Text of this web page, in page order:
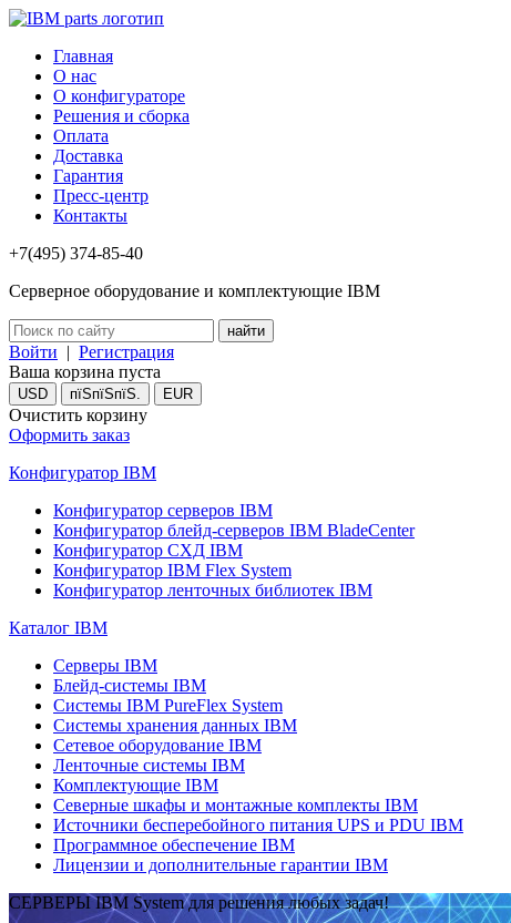
Главная
О нас
О конфигураторе
Решения и сборка
Оплата
Доставка
Гарантия
Пресс-центр
Контакты
+7(495) 374-85-40
Серверное оборудование и комплектующие IBM
Войти | Регистрация
Ваша корзина пуста
USD пїЅпїЅпїЅ. EUR
Очистить корзину
Оформить заказ
Конфигуратор IBM
Конфигуратор серверов IBM
Конфигуратор блейд-серверов IBM BladeCenter
Конфигуратор СХД IBM
Конфигуратор IBM Flex System
Конфигуратор ленточных библиотек IBM
Каталог IBM
Серверы IBM
Блейд-системы IBM
Системы IBM PureFlex System
Системы хранения данных IBM
Сетевое оборудование IBM
Ленточные системы IBM
Комплектующие IBM
Северные шкафы и монтажные комплекты IBM
Источники бесперебойного питания UPS и PDU IBM
Программное обеспечение IBM
Лицензии и дополнительные гарантии IBM
СЕРВЕРЫ IBM System для решения любых задач!